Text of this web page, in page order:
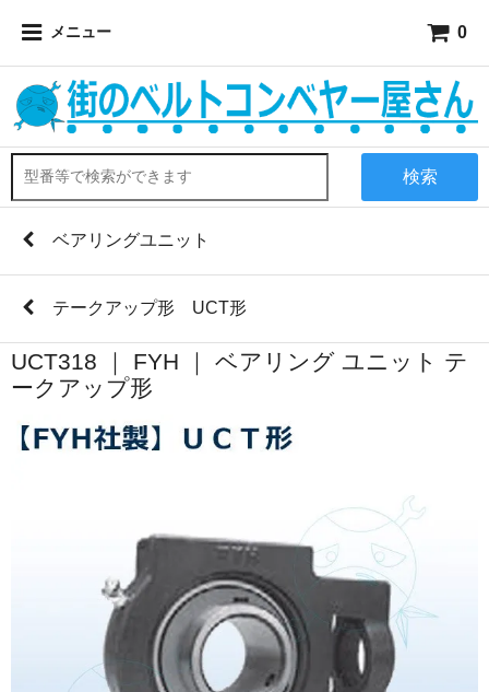
メニュー 0
検索
ベアリングユニット
テークアップ形 UCT形
UCT318 ｜ FYH ｜ ベアリング ユニット テ
ークアップ形